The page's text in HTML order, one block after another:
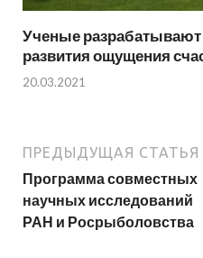
Ученые
развития ощущения
20.03.2021
ПРЕДЫДУЩАЯ СТАТЬЯ
Программа совместных
научных исследований
РАН и Росрыболовства